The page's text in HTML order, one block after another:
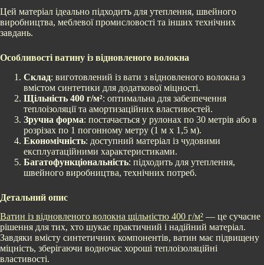
Цей матеріал ідеально підходить для утеплення, швейного
виробництва, меблевої промисловості та інших технічних
завдань.
Особливості ватину із відновленого волокна
Склад: виготовлений із вати з відновленого волокна з
вмістом синтетики для додаткової міцності.
Щільність 400 г/м²: оптимальна для забезпечення
теплоізоляції та амортизаційних властивостей.
Зручна форма: постачається у рулонах по 30 метрів або в
розрізах по 1 погонному метру (1 м х 1,5 м).
Економічність: доступний матеріал із чудовими
експлуатаційними характеристиками.
Багатофункціональність: підходить для утеплення,
швейного виробництва, технічних потреб.
Детальний опис
Ватин із відновленого волокна щільністю 400 г/м² — це сучасне
рішення для тих, хто шукає практичний і надійний матеріал.
Завдяки вмісту синтетичних компонентів, ватин має підвищену
міцність, зберігаючи водночас хороші теплоізоляційні
властивості.